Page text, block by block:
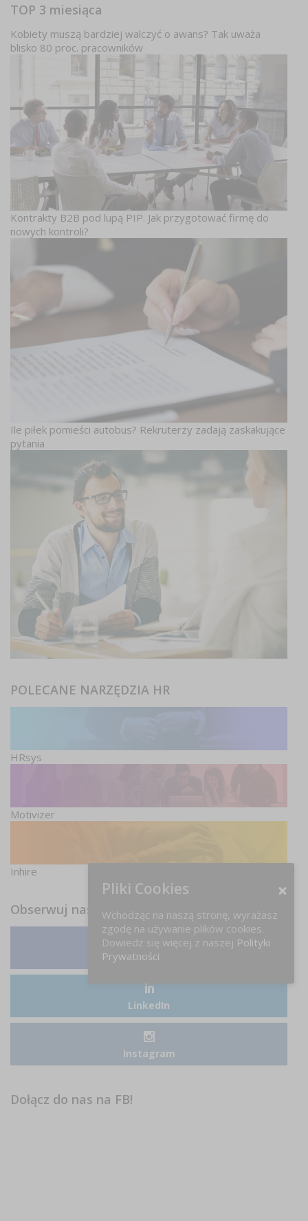
TOP 3 miesiąca
Kobiety muszą bardziej walczyć o awans? Tak uważa
blisko 80 proc. pracowników
Kontrakty B2B pod lupą PIP. Jak przygotować firmę do
nowych kontroli?
Ile piłek pomieści autobus? Rekruterzy zadają zaskakujące
pytania
POLECANE NARZĘDZIA HR
HRsys
Motivizer
Inhire
Obserwuj nas
Facebook
LinkedIn
Instagram
Dołącz do nas na FB!
Pliki Cookies
Wchodząc na naszą stronę, wyrażasz
zgodę na używanie plików cookies.
Dowiedz się więcej z naszej Polityki
Prywatności